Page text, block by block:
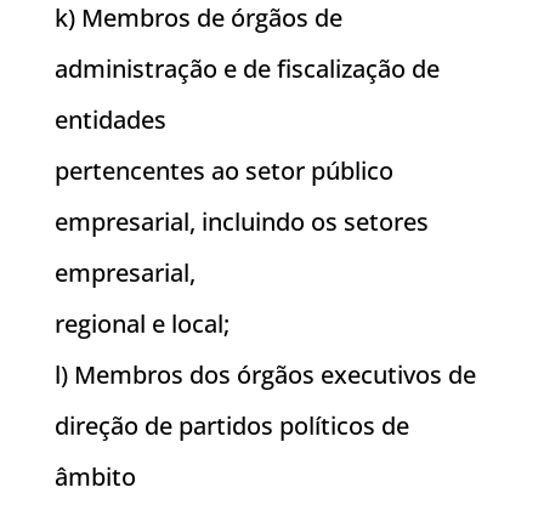
k) Membros de órgãos de
administração e de fiscalização de
entidades
pertencentes ao setor público
empresarial, incluindo os setores
empresarial,
regional e local;
l) Membros dos órgãos executivos de
direção de partidos políticos de
âmbito